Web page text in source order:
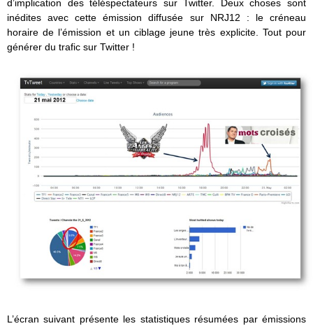
d’implication des téléspectateurs sur Twitter. Deux choses sont
inédites avec cette émission diffusée sur NRJ12 : le créneau
horaire de l’émission et un ciblage jeune très explicite. Tout pour
générer du trafic sur Twitter !
L’écran suivant présente les statistiques résumées par émissions